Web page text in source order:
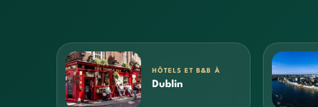
HÔTELS ET B&B À
Dublin